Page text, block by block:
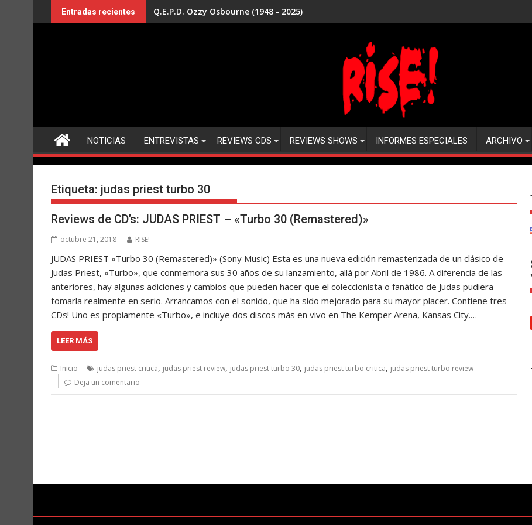
al
Entradas recientes Q.E.P.D. Ozzy Osbourne (1948 - 2025)
NOTICIAS ENTREVISTAS REVIEWS CDS REVIEWS SHOWS INFORMES ESPECIALES ARCHIVO
Etiqueta: judas priest turbo 30
Reviews de CD’s: JUDAS PRIEST – «Turbo 30 (Remastered)»
octubre 21, 2018 RISE!
JUDAS PRIEST «Turbo 30 (Remastered)» (Sony Music) Esta es una nueva edición remasterizada de un clásico de
Judas Priest, «Turbo», que conmemora sus 30 años de su lanzamiento, allá por Abril de 1986. A diferencia de las
anteriores, hay algunas adiciones y cambios que pueden hacer que el coleccionista o fanático de Judas pudiera
tomarla realmente en serio. Arrancamos con el sonido, que ha sido mejorado para su mayor placer. Contiene tres
CDs! Uno es propiamente «Turbo», e incluye dos discos más en vivo en The Kemper Arena, Kansas City.…
LEER MÁS
Inicio judas priest critica, judas priest review, judas priest turbo 30, judas priest turbo critica, judas priest turbo review
Deja un comentario